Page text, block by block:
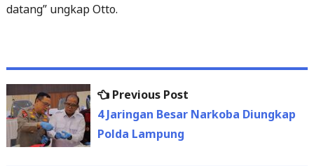
datang” ungkap Otto.
Post
navigation
Previous Post
post:
4 Jaringan Besar Narkoba Diungkap
Polda Lampung